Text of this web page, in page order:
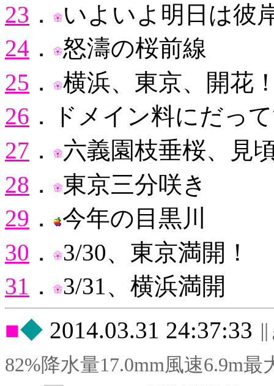
23 ．
いよいよ明日は彼
24 ．
怒濤の桜前線
25 ．
横浜、東京、開花
26 ．ドメイン料にだっ
27 ．
六義園枝垂桜、見
28 ．
東京三分咲き
29 ．
今年の目黒川
30 ．
3/30、東京満開！
31 ．
3/31、横浜満開
◆ 2014.03.31 24:37:33
82%降水量17.0mm風速6.9m